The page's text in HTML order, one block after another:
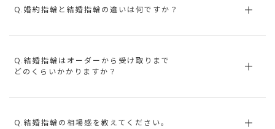
Q.婚約指輪と結婚指輪の違いは何ですか？
Q.結婚指輪はオーダーから受け取りまで
どのくらいかかりますか？
Q.結婚指輪の相場感を教えてください。